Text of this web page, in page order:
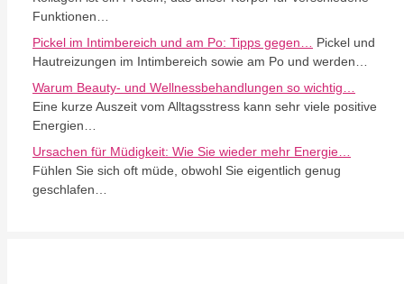
Funktionen…
Pickel im Intimbereich und am Po: Tipps gegen… Pickel und
Hautreizungen im Intimbereich sowie am Po und werden…
Warum Beauty- und Wellnessbehandlungen so wichtig…
Eine kurze Auszeit vom Alltagsstress kann sehr viele positive
Energien…
Ursachen für Müdigkeit: Wie Sie wieder mehr Energie…
Fühlen Sie sich oft müde, obwohl Sie eigentlich genug
geschlafen…